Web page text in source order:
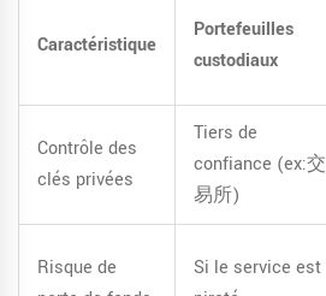
Caractéristique
Portefeuilles
custodiaux
Contrôle des
clés privées
Tiers de
confiance (ex:交
易所)
Risque de
Si le service est